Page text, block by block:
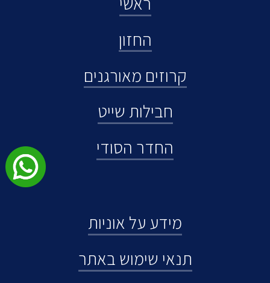
החזון
קרוזים מאורגנים
חבילות שייט
החדר הסודי
מידע על אוניות
תנאי שימוש באתר